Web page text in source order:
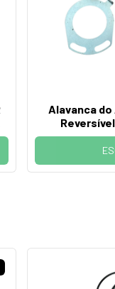
Alavanca
Reversível